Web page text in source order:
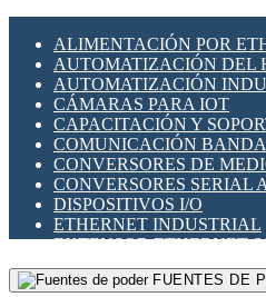
SENSORES INDUCTIVOS
TEMPORIZADORES
VARIACS
VARIADORES DE
SECCIONADORES -
MAQUINARIA
HERRAMIENTAS VARIAS
ILUMINACIÓN LED
INTERRUPTORES REED
INTERFACES DE RELÉ
OTROS RELÉS
PROTECCIÓN TÉRMICA
RELÉS AUTOMOTRICES
RELÉS DE SEÑAL
RELÉS DE ESTADO
RELÉS INDUSTRIALES
RELÉS MINIATURA DE
SENSORES
ALIMENTACIÓN POR
AUTOMATIZACIÓN DEL
AUTOMATIZACIÓN
CÁMARAS PARA IOT
CAPACITACIÓN Y
COMUNICACIÓN
CONVERSORES DE
CONVERSORES SERIAL
DISPOSITIVOS I/O
ETHERNET INDUSTRIAL
EXTENSOR ETHERNET
GATEWAY LORAWAN
GESTIÓN DE REDES
FUENTES DE